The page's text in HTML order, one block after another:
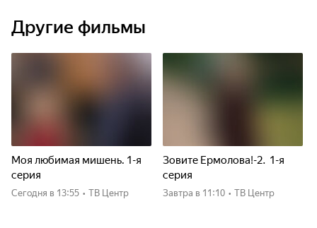
Другие фильмы
Моя любимая мишень. 1-я
серия
Сегодня в 13:55 • ТВ Центр
Зовите Ермолова!-2. 1-я
серия
Завтра в 11:10 • ТВ Центр